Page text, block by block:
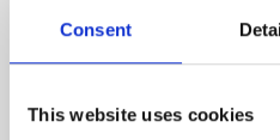
Consent
This website uses cookies
Pris: 189 kr.